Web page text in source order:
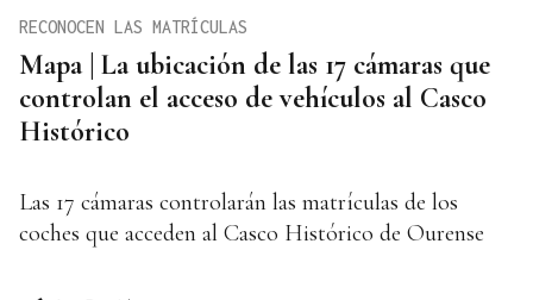
Mapa | La ubicación de las 17 cámaras que
controlan el acceso de vehículos al Casco
Histórico
RECONOCEN LAS MATRÍCULAS
Las 17 cámaras controlarán las matrículas de los
coches que acceden al Casco Histórico de Ourense